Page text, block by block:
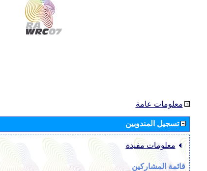
معلومات عامة
تسجيل المندوبين
معلومات مفيدة
قائمة المشاركين